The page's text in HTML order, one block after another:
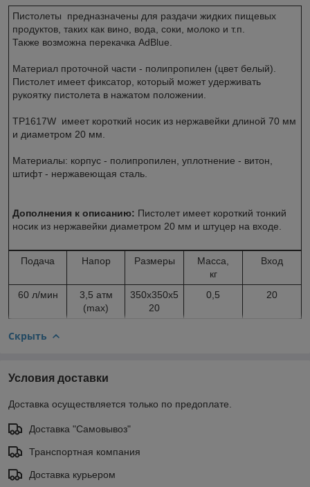
Пистолеты предназначены для раздачи жидких пищевых
продуктов, таких как вино, вода, соки, молоко и т.п.
Также возможна перекачка AdBlue.
Материал проточной части - полипропилен (цвет белый).
Пистолет имеет фиксатор, который может удерживать
рукоятку пистолета в нажатом положении.
TP1617W имеет короткий носик из нержавейки длиной 70 мм
и диаметром 20 мм.
Материалы: корпус - полипропилен, уплотнение - витон,
штифт - нержавеющая сталь.
Дополнения к описанию: Пистолет имеет короткий тонкий
носик из нержавейки диаметром 20 мм и штуцер на входе.
Подача Напор Размеры
Масса,
кг
Вход
60 л/мин
3,5 атм
(max)
350х350х5
20
0,5 20
Скрыть
Условия доставки
Доставка осуществляется только по предоплате.
Доставка "Самовывоз"
Транспортная компания
Доставка курьером